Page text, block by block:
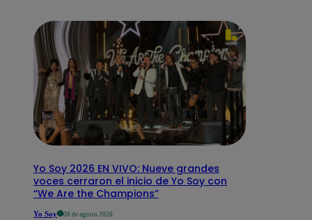
Yo Soy 2026 EN VIVO: Nueve grandes
voces cerraron el inicio de Yo Soy con
“We Are the Champions”
Yo Soy 08 de agosto 2026